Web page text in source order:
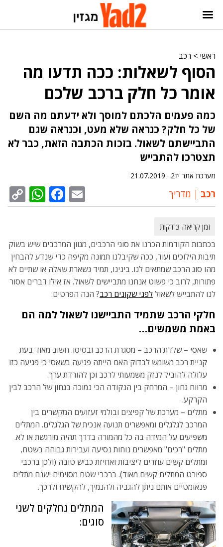
ראשי > רכב
הסוף לשאלות: ככה תדעו מה
אומר כל חלק ברכב שלכם
כמה פעמים הלכתם למוסך ולא ידעתם מה השם
של כל חלק? כנראה שלא מעט, וכנראה שגם
התביישתם לשאול. בזכות הכתבה הזאת, כבר לא
תצטרכו להתבייש
מערכת אתר יד2 · 21.07.2019
רכב מדריך Email
בכתבות הקודמות הכרנו את סוגי הרכבים, מגוון המרכבים שיש בשוק
תיבות הילוכים ועוד, ככה שקיבלנו תמונה מקיפה כדי שנדע להבחין
מהו סוג הרכב שמתאים לנו. בינינו, תמיד נשארת שאלה או שתיים לא
פתורות, לרוב כי פשוט אנחנו מתביישים לשאול. אז אילו דברים אסור
לנו להתבייש לשאוללפני שקונים רכב? הנה הפרטים:
חלקי הרכב שתמיד התביישנו לשאול למה הם
באמת משמשים…
שאסי – שלדת הרכב – מסגרת הרכב ובסיסו. חשוב מאוד בעת
קניית רכב משומש לבדוק האם הייתה פגיעה בשאסי כי פגיעה כזו
עלולה להוביל לנזק משמעותי לרכב וכן להורדת ערך.
מרווח גחון – המרחק בין הנקודה הכי נמוכה בגחון של הרכב לבין
הקרקע.
מתלים – מערכת של קפיצים ובולמי זעזועים המקשרים בין
המרכב לגלגלים ומאפשרים תנועה אנכית של הגלגלים. המתלים
משפיעים על המידה בה כל מהמורה בדרך תהיה מורגשת או לא.
מתלים "רכים" מאפשרים נוחות נסיעה ועבירות גבוהה בשטח,
ומתלים קשים עוזרים ליציבות ואחיזת כביש טובה (ולכן ברכבי
ספורט המתלים קשים מאוד). ברכבי שטח מסוימים ישנם מתלים
פנאומטיים אותם ניתן להגביה ולהנמיך, להקשיח ולרכך.
המתלים נחלקים לשני
סוגים: